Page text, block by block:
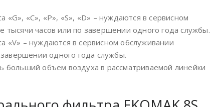
«C», «P», «S», «D» – нуждаются в сервисном
тысячи часов или по завершении одного года службы.
«V» – нуждаются в сервисном обслуживании
одного года службы.
больший объем воздуха в рассматриваемой линейки